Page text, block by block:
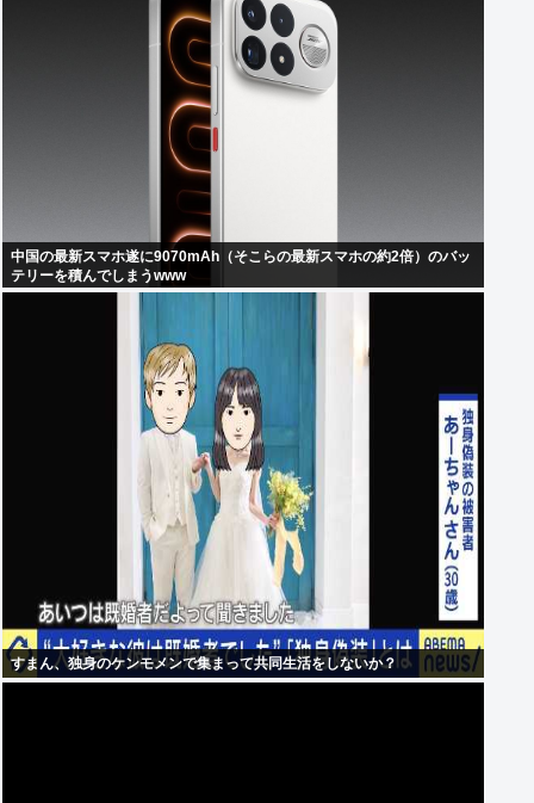
中国の最新スマホ遂に9070mAh（そこらの最新スマホの約2倍）のバッ
テリーを積んでしまうwww
すまん、独身のケンモメンで集まって共同生活をしないか？